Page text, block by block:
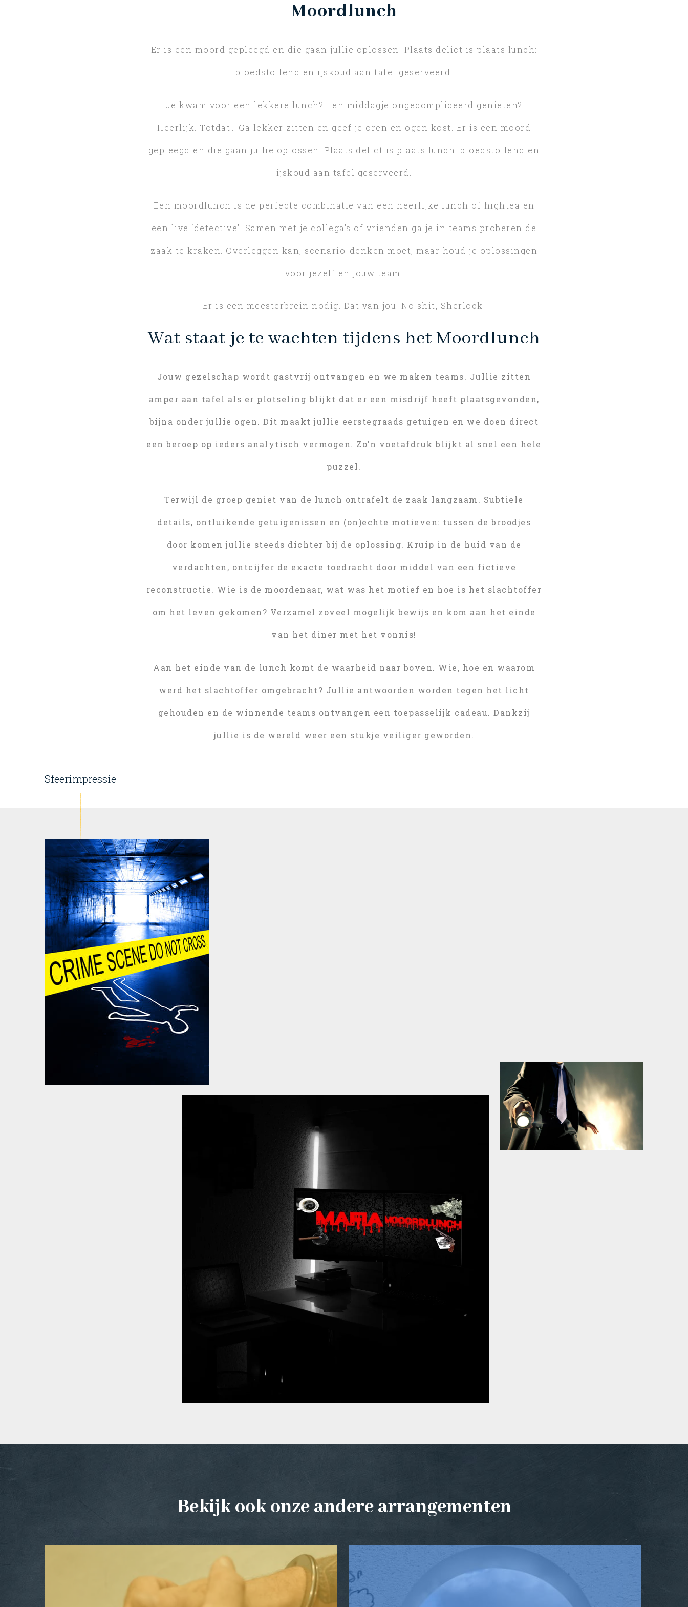
Moordlunch
Er is een moord gepleegd en die gaan jullie oplossen. Plaats delict is plaats lunch:
bloedstollend en ijskoud aan tafel geserveerd.
Je kwam voor een lekkere lunch? Een middagje ongecompliceerd genieten?
Heerlijk. Totdat… Ga lekker zitten en geef je oren en ogen kost. Er is een moord
gepleegd en die gaan jullie oplossen. Plaats delict is plaats lunch: bloedstollend en
ijskoud aan tafel geserveerd.
Een moordlunch is de perfecte combinatie van een heerlijke lunch of hightea en
een live ‘detective’. Samen met je collega’s of vrienden ga je in teams proberen de
zaak te kraken. Overleggen kan, scenario-denken moet, maar houd je oplossingen
voor jezelf en jouw team.
Er is een meesterbrein nodig. Dat van jou. No shit, Sherlock!
Wat staat je te wachten tijdens het Moordlunch
Jouw gezelschap wordt gastvrij ontvangen en we maken teams. Jullie zitten
amper aan tafel als er plotseling blijkt dat er een misdrijf heeft plaatsgevonden,
bijna onder jullie ogen. Dit maakt jullie eerstegraads getuigen en we doen direct
een beroep op ieders analytisch vermogen. Zo’n voetafdruk blijkt al snel een hele
puzzel.
Terwijl de groep geniet van de lunch ontrafelt de zaak langzaam. Subtiele
details, ontluikende getuigenissen en (on)echte motieven: tussen de broodjes
door komen jullie steeds dichter bij de oplossing. Kruip in de huid van de
verdachten, ontcijfer de exacte toedracht door middel van een fictieve
reconstructie. Wie is de moordenaar, wat was het motief en hoe is het slachtoffer
om het leven gekomen? Verzamel zoveel mogelijk bewijs en kom aan het einde
van het diner met het vonnis!
Aan het einde van de lunch komt de waarheid naar boven. Wie, hoe en waarom
werd het slachtoffer omgebracht? Jullie antwoorden worden tegen het licht
gehouden en de winnende teams ontvangen een toepasselijk cadeau. Dankzij
jullie is de wereld weer een stukje veiliger geworden.
Sfeerimpressie
Bekijk ook onze andere arrangementen